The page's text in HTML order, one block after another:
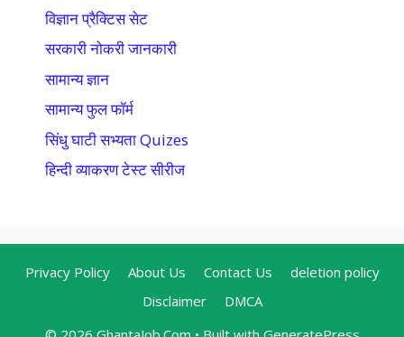
विज्ञान प्रैक्टिस सेट
सरकारी नोकरी जानकारी
सामान्य ज्ञान
सामान्य फुल फॉर्म
सिंधु घाटी सभ्यता Quizes
हिन्दी व्याकरण टेस्ट सीरीज
Privacy Policy About Us Contact Us
deletion policy
Disclaimer
DMCA